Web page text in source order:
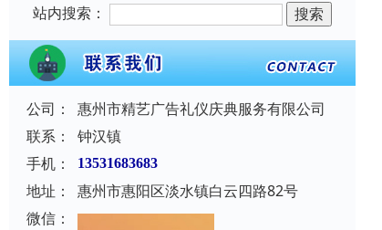
站内搜索：
公司：
惠州市精艺广告礼仪庆典服务有限公司
联系：
钟汉镇
手机：
13531683683
地址：
惠州市惠阳区淡水镇白云四路82号
微信：